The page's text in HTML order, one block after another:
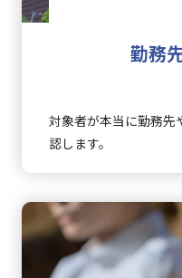
勤務
対象者が本当に勤務先
認します。